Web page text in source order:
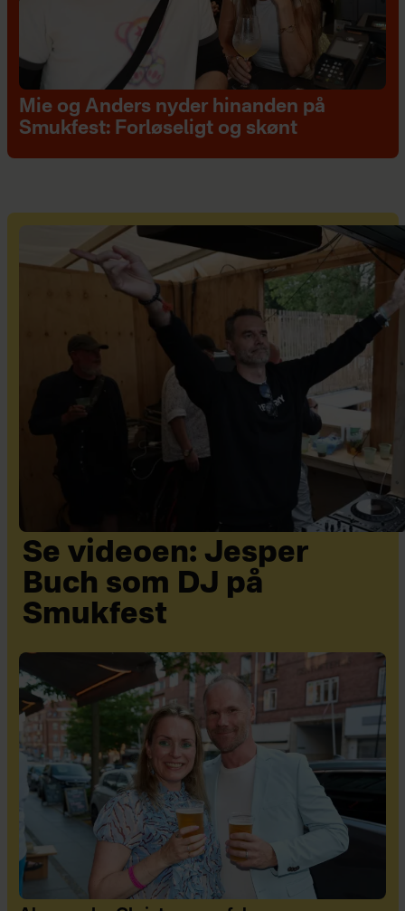
Mie og Anders nyder hinanden på
Smukfest: Forløseligt og skønt
Se videoen: Jesper
Buch som DJ på
Smukfest